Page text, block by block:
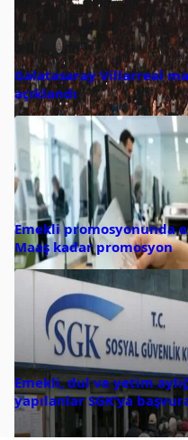
Galatasaray Villarreal
açıklandı
Emekli promosyonunda
Maaş kadar promosyon
Emekli, dul ve yetim
yapılanlar SGK’ya